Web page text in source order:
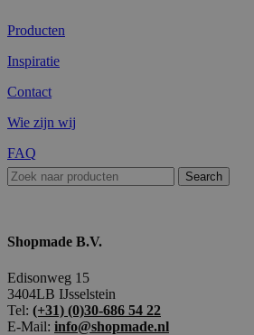
Producten
Inspiratie
Contact
Wie zijn wij
FAQ
Search
Shopmade B.V.
Edisonweg 15
3404LB IJsselstein
Tel: (+31) (0)30-686 54 22
E-Mail: info@shopmade.nl